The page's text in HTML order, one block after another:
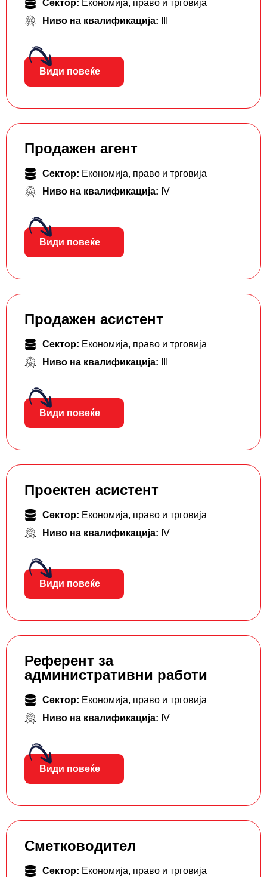
Сектор: Економија, право и трговија
Ниво на квалификација:
Види повеќе
Продажен агент
Сектор: Економија, право и трговија
Ниво на квалификација: IV
Види повеќе
Продажен асистент
Сектор: Економија, право и трговија
Ниво на квалификација:
Види повеќе
Проектен асистент
Сектор: Економија, право и трговија
Ниво на квалификација: IV
Види повеќе
Референт за
административни работи
Сектор: Економија, право и трговија
Ниво на квалификација: IV
Види повеќе
Сметководител
Сектор: Економија, право и трговија